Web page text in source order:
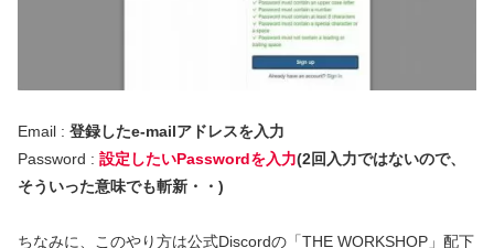
Email : 登録したe-mailアドレスを入力
Password : 設定したいPasswordを入力(2回入力ではないので、
そういった意味でも斬新・・)
ちなみに、このやり方は公式Discordの「THE WORKSHOP」配下